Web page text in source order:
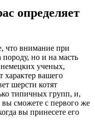
определяет
что внимание при
но и на масть
ученых,
характер вашего
шерсти котят
типичных групп, и,
вы сможете с первого же
вы принесете его